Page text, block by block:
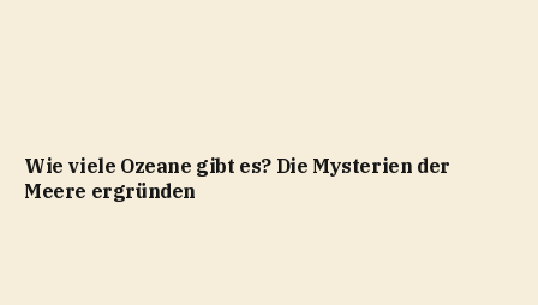
Wie viele Ozeane gibt es? Die Mysterien der
Meere ergründen